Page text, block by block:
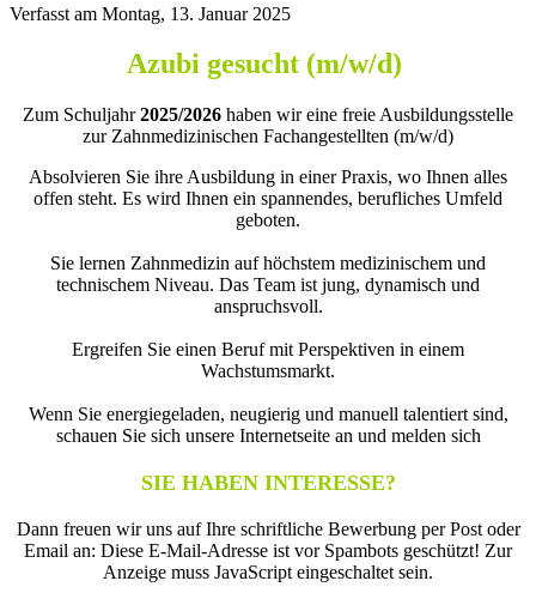
Verfasst am Montag, 13. Januar 2025
Azubi gesucht (m/w/d)
Zum Schuljahr2025/2026 haben wir eine freie Ausbildungsstelle
zur Zahnmedizinischen Fachangestellten (m/w/d)
Absolvieren Sie ihre Ausbildung in einer Praxis, wo Ihnen alles
offen steht. Es wird Ihnen ein spannendes, berufliches Umfeld
geboten.
Sie lernen Zahnmedizin auf höchstem medizinischem und
technischem Niveau. Das Team ist jung, dynamisch und
anspruchsvoll.
Ergreifen Sie einen Beruf mit Perspektiven in einem
Wachstumsmarkt.
Wenn Sie energiegeladen, neugierig und manuell talentiert sind,
schauen Sie sich unsere Internetseite an und melden sich
SIE HABEN INTERESSE?
Dann freuen wir uns auf Ihre schriftliche Bewerbung per Post oder
Email an: Diese E-Mail-Adresse ist vor Spambots geschützt! Zur
Anzeige muss JavaScript eingeschaltet sein.